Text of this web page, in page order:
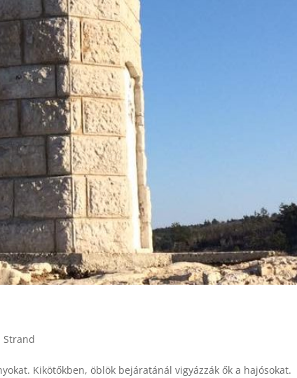
Strand
Kikötőkben, öblök bejáratánál vigyázzák ők a hajósokat.